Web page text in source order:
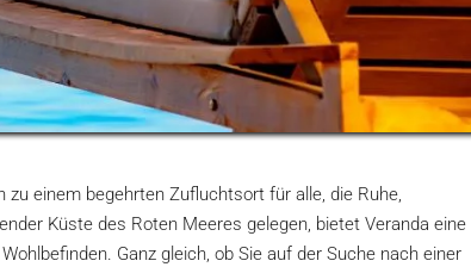
einem begehrten Zufluchtsort für alle, die Ruhe,
Küste des Roten Meeres gelegen, bietet Veranda eine
Ganz gleich, ob Sie auf der Suche nach einer